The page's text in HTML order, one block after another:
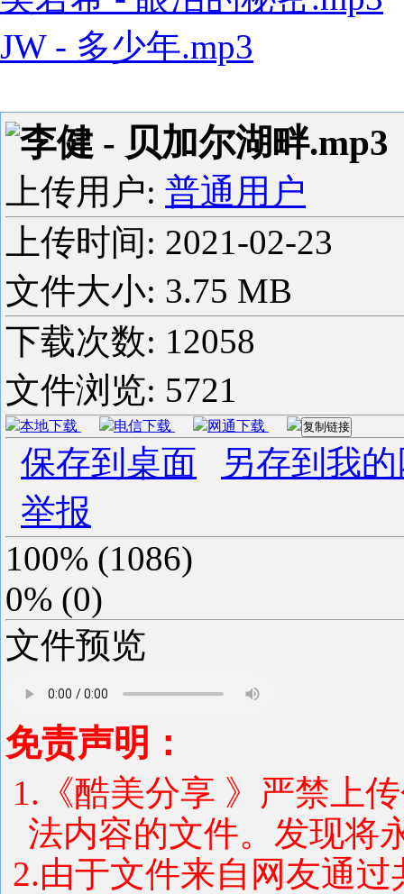
JW - 多少年.mp3
李健 - 贝加尔湖畔.mp3
上传用户: 普通用户
上传时间: 2021-02-23
文件大小: 3.75 MB
下载次数: 12058
文件浏览: 5721
本地下载 电信下载 网通下载 复制链接
保存到桌面
另存到我
举报
100% (1086)
0% (0)
文件预览
免责声明：
1.《酷美分享 》严禁上
法内容的文件。发现将
2.由于文件来自网友通